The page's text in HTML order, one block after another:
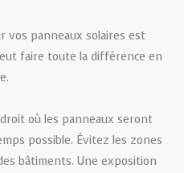
vos panneaux solaires est
faire toute la différence en
où les panneaux seront
possible. Évitez les zones
bâtiments. Une exposition